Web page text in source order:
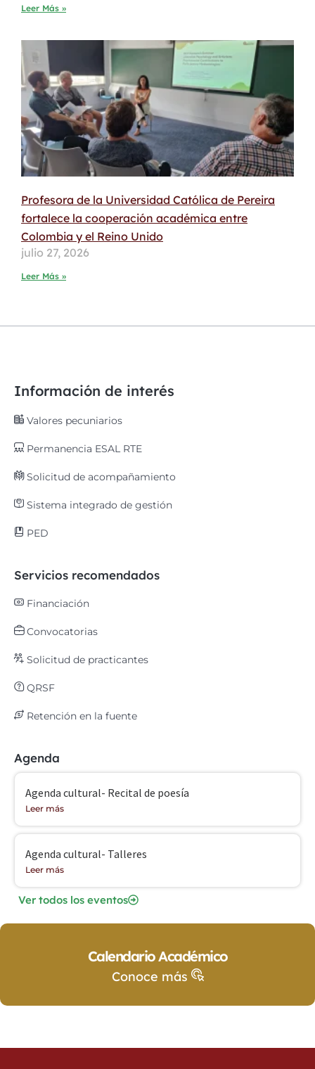
Leer Más »
Profesora de la Universidad Católica de Pereira
fortalece la cooperación académica entre
Colombia y el Reino Unido
julio 27, 2026
Leer Más »
Información de interés
Valores pecuniarios
Permanencia ESAL RTE
Solicitud de acompañamiento
Sistema integrado de gestión
PED
Servicios recomendados
Financiación
Convocatorias
Solicitud de practicantes
QRSF
Retención en la fuente
Agenda
Agenda cultural- Recital de poesía
Leer más
Agenda cultural- Talleres
Leer más
Ver todos los eventos
Calendario Académico
Conoce más